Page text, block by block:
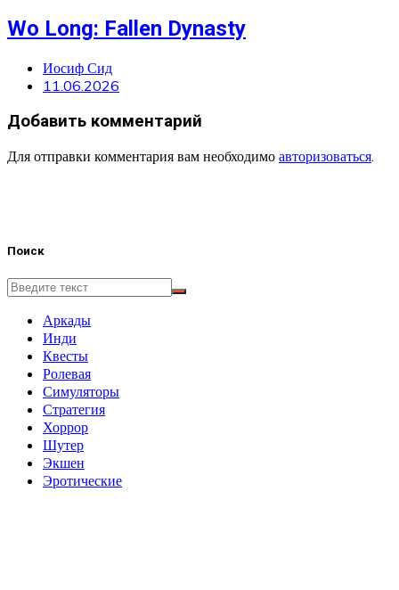
Wo Long: Fallen Dynasty
Иосиф Сид
11.06.2026
Добавить комментарий
Для отправки комментария вам необходимо авторизоваться.
Поиск
Аркады
Инди
Квесты
Ролевая
Симуляторы
Стратегия
Хоррор
Шутер
Экшен
Эротические